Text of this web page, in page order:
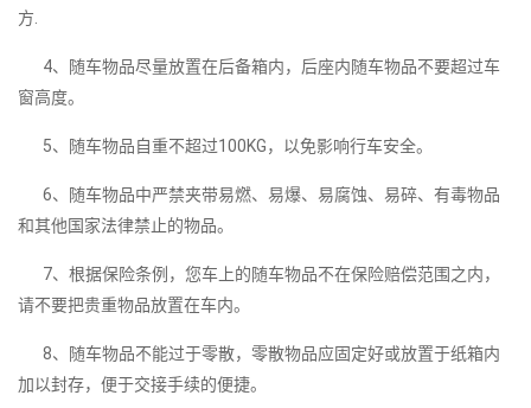
方.
4、随车物品尽量放置在后备箱内，后座内随车物品不要超过车
窗高度。
5、随车物品自重不超过100KG，以免影响行车安全。
6、随车物品中严禁夹带易燃、易爆、易腐蚀、易碎、有毒物品
和其他国家法律禁止的物品。
7、根据保险条例，您车上的随车物品不在保险赔偿范围之内，
请不要把贵重物品放置在车内。
8、随车物品不能过于零散，零散物品应固定好或放置于纸箱内
加以封存，便于交接手续的便捷。